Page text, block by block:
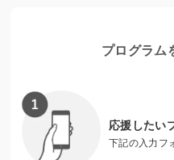
の開催に活用されます。
プログラム
応援したい
下記の入力フ